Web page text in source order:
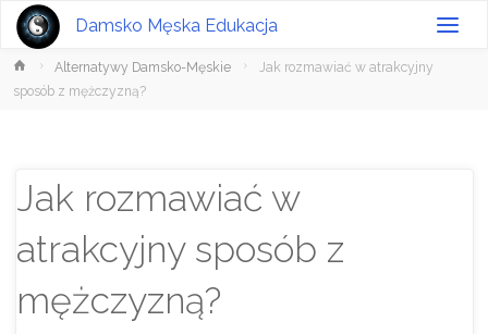
Damsko Męska Edukacja
Strona
główna
Alternatywy Damsko-Męskie
Jak rozmawiać w atrakcyjny
sposób z mężczyzną?
Jak rozmawiać w
atrakcyjny sposób z
mężczyzną?